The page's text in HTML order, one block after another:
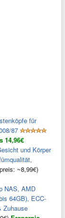
für
87
14,96€
und Körper
~8,99€)
NAS, AMD
64GB), ECC-
Zuhause